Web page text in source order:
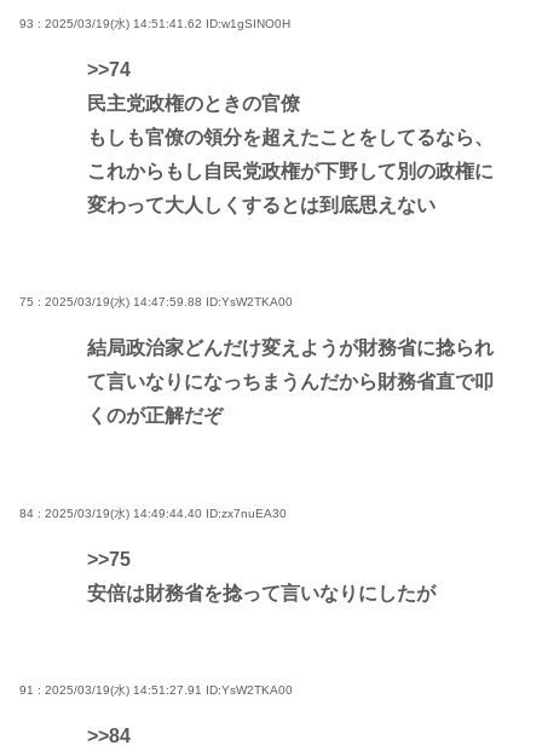
93 : 2025/03/19(水) 14:51:41.62 ID:w1gSINO0H
>>74
民主党政権のときの官僚
もしも官僚の領分を超えたことをしてるなら、
これからもし自民党政権が下野して別の政権に
変わって大人しくするとは到底思えない
75 : 2025/03/19(水) 14:47:59.88 ID:YsW2TKA00
結局政治家どんだけ変えようが財務省に捻られ
て言いなりになっちまうんだから財務省直で叩
くのが正解だぞ
84 : 2025/03/19(水) 14:49:44.40 ID:zx7nuEA30
>>75
安倍は財務省を捻って言いなりにしたが
91 : 2025/03/19(水) 14:51:27.91 ID:YsW2TKA00
>>84